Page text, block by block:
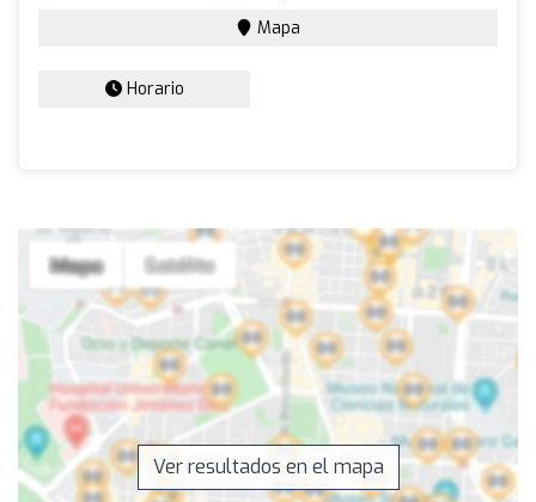
Mapa
Horario
Ver resultados en el mapa